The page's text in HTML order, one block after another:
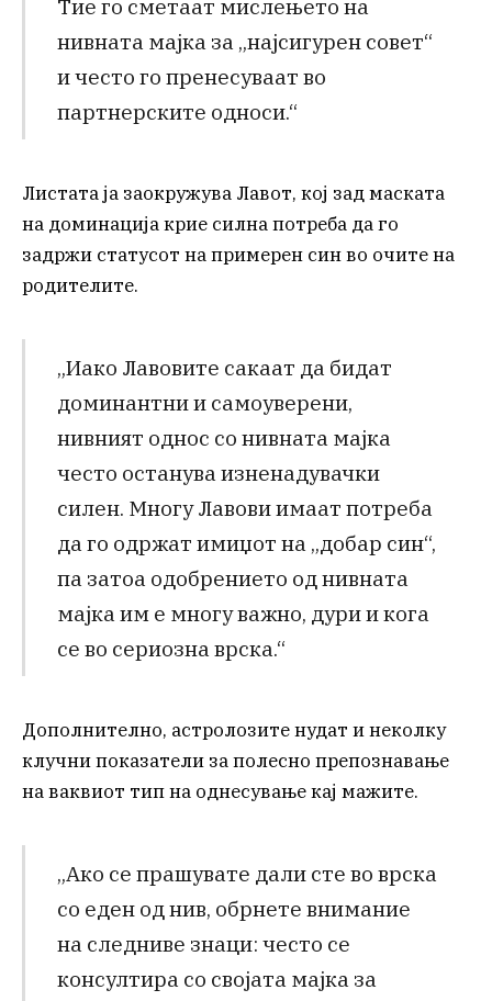
Тие го сметаат мислењето на
нивната мајка за „најсигурен совет“
и често го пренесуваат во
партнерските односи.“
Листата ја заокружува Лавот, кој зад маската
на доминација крие силна потреба да го
задржи статусот на примерен син во очите на
родителите.
„Иако Лавовите сакаат да бидат
доминантни и самоуверени,
нивният однос со нивната мајка
често останува изненадувачки
силен. Многу Лавови имаат потреба
да го одржат имиџот на „добар син“,
па затоа одобрението од нивната
мајка им е многу важно, дури и кога
се во сериозна врска.“
Дополнително, астролозите нудат и неколку
клучни показатели за полесно препознавање
на ваквиот тип на однесување кај мажите.
„Ако се прашувате дали сте во врска
со еден од нив, обрнете внимание
на следниве знаци: често се
консултира со својата мајка за